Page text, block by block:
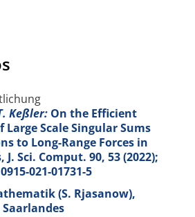
Keßler: On the Efficient
Scale Singular Sums
to Long-Range Forces in
J. Sci. Comput. 90, 53 (2022);
021-01731-5
(S. Rjasanow),